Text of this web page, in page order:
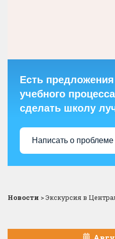
Есть
учебного
сделать школу
Написать о проблеме
Новости >Экскурсия в